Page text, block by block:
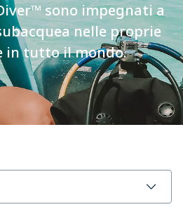
sono impegnati a
nelle proprie
in tutto il mondo.